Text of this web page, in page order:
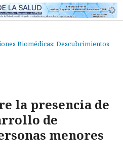
Biomédicas: Descubrimientos
la presencia de
de
menores